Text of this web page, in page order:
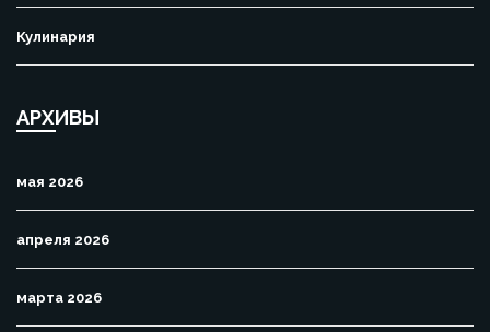
Кулинария
АРХИВЫ
мая 2026
апреля 2026
марта 2026